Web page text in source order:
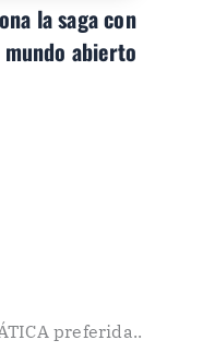
la saga con
abierto
preferida..